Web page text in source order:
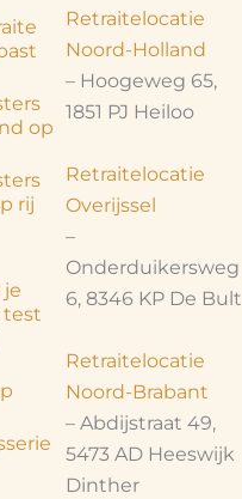
op
rij
je
test
Retraitelocatie
Noord-Holland
– Hoogeweg 65,
1851 PJ Heiloo
Retraitelocatie
Overijssel
–
Onderduikersweg
6, 8346 KP De Bult
Retraitelocatie
Noord-Brabant
– Abdijstraat 49,
5473 AD Heeswijk
Dinther